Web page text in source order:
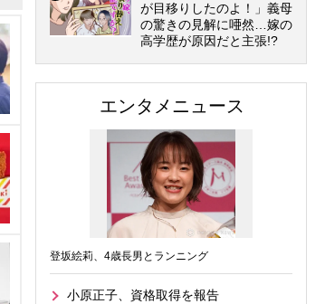
が目移りしたのよ！」義母
の驚きの見解に唖然…嫁の
高学歴が原因だと主張!?
エンタメニュース
登坂絵莉、4歳長男とランニング
小原正子、資格取得を報告